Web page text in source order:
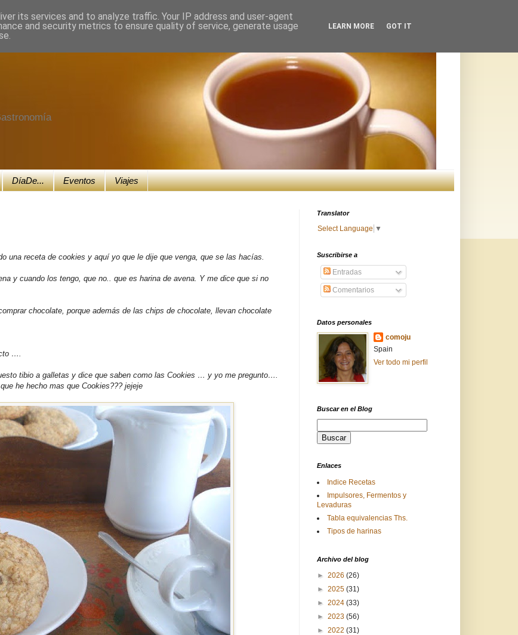
DíaDe... Eventos Viajes
una receta de cookies y aquí yo que le dije que venga, que se las hacías.
y cuando los tengo, que no.. que es harina de avena. Y me dice que si no
chocolate, porque además de las chips de chocolate, llevan chocolate
….
tibio a galletas y dice que saben como las Cookies … y yo me pregunto….
he hecho mas que Cookies??? jejeje
Translator
Select Language ▼
Suscribirse a
Entradas
Comentarios
Datos personales
comoju
Spain
Ver todo mi perfil
Buscar en el Blog
Enlaces
Indice Recetas
Impulsores, Fermentos y
Levaduras
Tabla equivalencias Ths.
Tipos de harinas
Archivo del blog
► 2026 (26)
► 2025 (31)
► 2024 (33)
► 2023 (56)
► 2022 (31)
its services and to analyze traffic. Your IP address and user-agent
and security metrics to ensure quality of service, generate usage
LEARN MORE GOT IT